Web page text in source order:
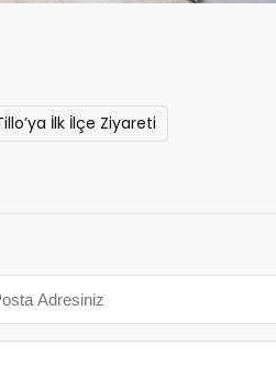
İlk İlçe Ziyareti